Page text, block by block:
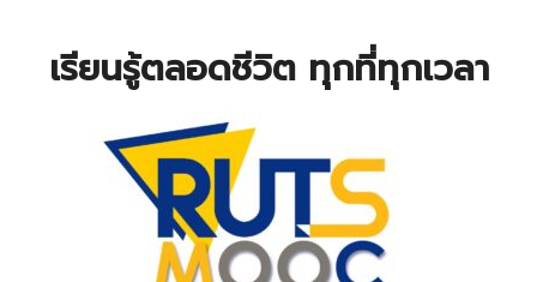
เรียนรู้ตลอดชีวิต ทุกที่ทุกเวลา